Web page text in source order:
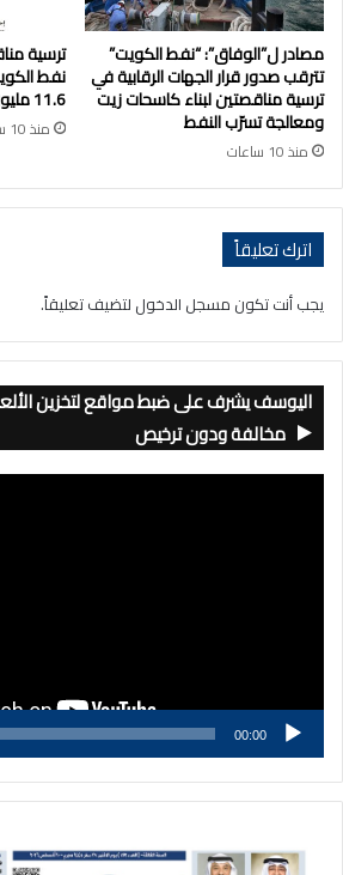
مصادر ل”الوفاق”: “نفط الكويت”
تترقب صدور قرار الجهات الرقابية في
ترسية مناقصتين لبناء كاسحات زيت
ومعالجة تسرّب النفط
منذ 10 ساعات
ترسية
نفط
11.6 مليون دينار
منذ 10 ساعات
اترك تعليقاً
يجب أنت تكون مسجل الدخول لتضيف تعليقاً.
اليوسف يشرف على ضبط مواقع لتخزين
مخالفة ودون ترخيص
00:00